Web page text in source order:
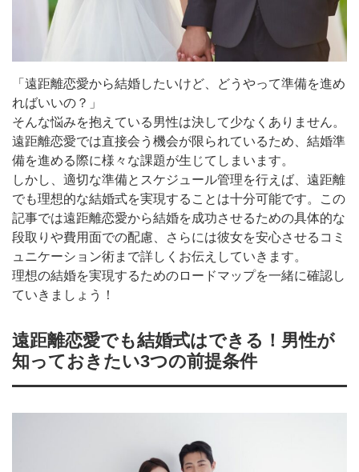
「遠距離恋愛から結婚したいけど、どうやって準備を進め
ればいいの？」
そんな悩みを抱えている男性は決して少なくありません。
遠距離恋愛では直接会う機会が限られているため、結婚準
備を進める際に様々な課題が生じてしまいます。
しかし、適切な準備とスケジュール管理を行えば、遠距離
でも理想的な結婚式を実現することは十分可能です。この
記事では遠距離恋愛から結婚を成功させるための具体的な
段取りや費用面での配慮、さらには彼女を安心させるコミ
ュニケーション術まで詳しくお伝えしていきます。
理想の結婚を実現するためのロードマップを一緒に確認し
ていきましょう！
遠距離恋愛でも結婚式はできる！男性が
知っておきたい3つの前提条件